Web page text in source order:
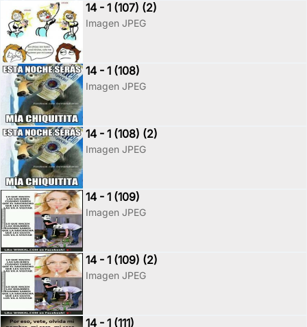
14 - 1 (107) (2)
Imagen JPEG
14 - 1 (108)
Imagen JPEG
14 - 1 (108) (2)
Imagen JPEG
14 - 1 (109)
Imagen JPEG
14 - 1 (109) (2)
Imagen JPEG
14 - 1 (111)